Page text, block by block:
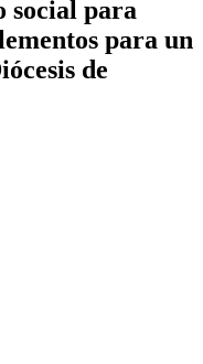
social para
para un
de